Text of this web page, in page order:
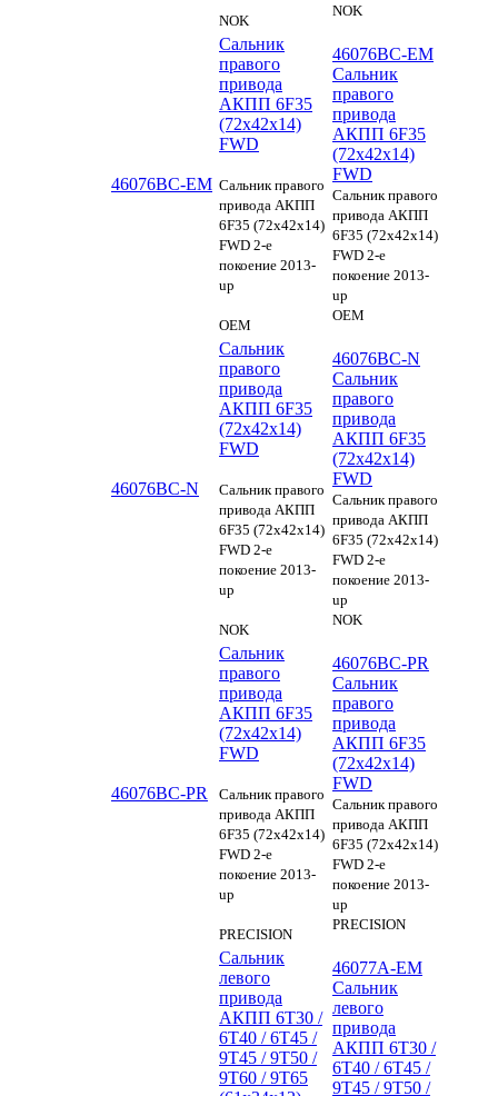
NOK
NOK
46076BC-EM
Сальник
правого
привода
АКПП 6F35
(72x42x14)
FWD
Сальник правого
привода АКПП
6F35 (72x42x14)
FWD 2-е
покоение 2013-
up
OEM
46076BC-EM
Сальник
правого
привода
АКПП 6F35
(72x42x14)
FWD
Сальник правого
привода АКПП
6F35 (72x42x14)
FWD 2-е
покоение 2013-
up
OEM
46076BC-N
Сальник
правого
привода
АКПП 6F35
(72x42x14)
FWD
Сальник правого
привода АКПП
6F35 (72x42x14)
FWD 2-е
покоение 2013-
up
NOK
46076BC-N
Сальник
правого
привода
АКПП 6F35
(72x42x14)
FWD
Сальник правого
привода АКПП
6F35 (72x42x14)
FWD 2-е
покоение 2013-
up
NOK
46076BC-PR
Сальник
правого
привода
АКПП 6F35
(72x42x14)
FWD
Сальник правого
привода АКПП
6F35 (72x42x14)
FWD 2-е
покоение 2013-
up
PRECISION
46076BC-PR
Сальник
правого
привода
АКПП 6F35
(72x42x14)
FWD
Сальник правого
привода АКПП
6F35 (72x42x14)
FWD 2-е
покоение 2013-
up
PRECISION
Сальник
левого
привода
АКПП 6T30 /
6T40 / 6T45 /
9T45 / 9T50 /
9T60 / 9T65
46077A-EM
Сальник
левого
привода
АКПП 6T30 /
6T40 / 6T45 /
9T45 / 9T50 /